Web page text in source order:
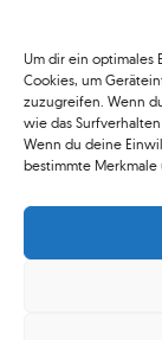
Um dir ein optimales
Cookies, um
zuzugreifen. Wenn
wie das
Wenn du deine
bestimmte
für Monat unser
zu versorgen.
unseren Social
klassischen